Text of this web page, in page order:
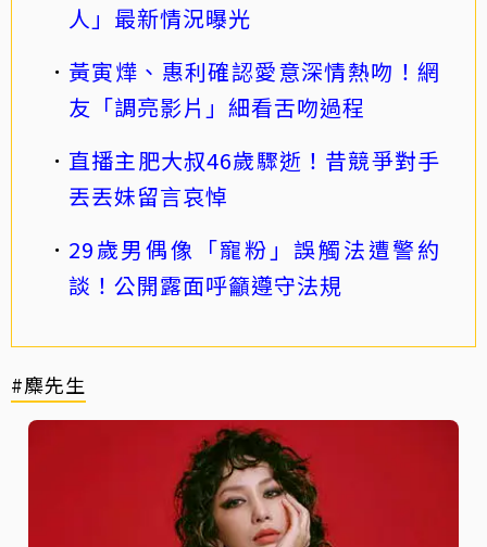
人」最新情況曝光
黃寅燁、惠利確認愛意深情熱吻！網
友「調亮影片」細看舌吻過程
直播主肥大叔46歲驟逝！昔競爭對手
丟丟妹留言哀悼
29歲男偶像「寵粉」誤觸法遭警約
談！公開露面呼籲遵守法規
#麋先生